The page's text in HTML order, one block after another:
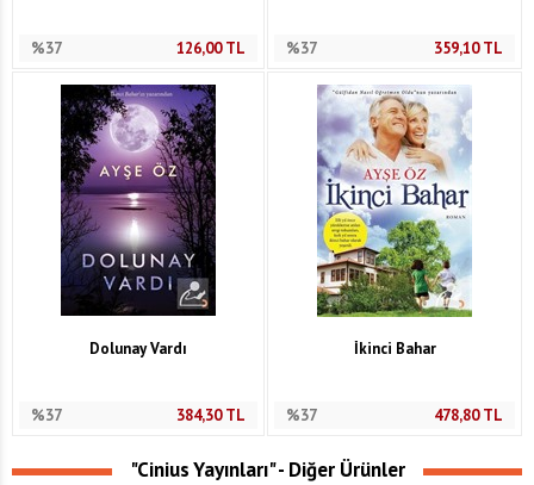
%37 126,00TL %37 359,10TL
Dolunay Vardı
%37 384,30TL
İkinci Bahar
%37 478,80TL
"Cinius Yayınları" - Diğer Ürünler